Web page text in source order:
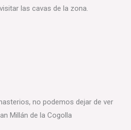
las cavas de la zona.
no podemos dejar de ver
Millán de la Cogolla